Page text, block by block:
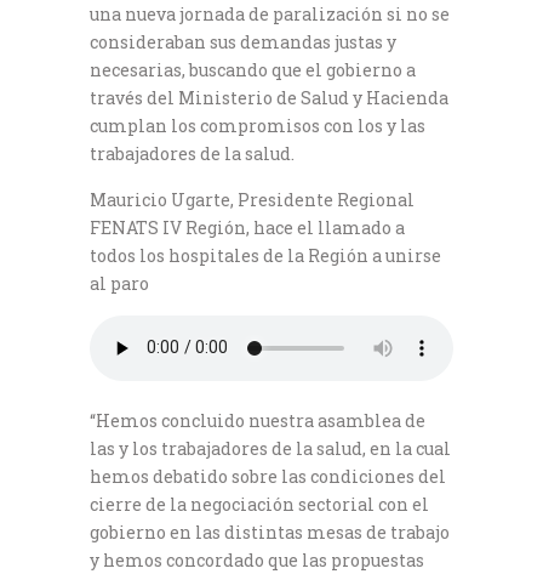
una nueva jornada de paralización si no se
consideraban sus demandas justas y
necesarias, buscando que el gobierno a
través del Ministerio de Salud y Hacienda
cumplan los compromisos con los y las
trabajadores de la salud.
Mauricio Ugarte, Presidente Regional
FENATS IV Región, hace el llamado a
todos los hospitales de la Región a unirse
al paro
“Hemos concluido nuestra asamblea de
las y los trabajadores de la salud, en la cual
hemos debatido sobre las condiciones del
cierre de la negociación sectorial con el
gobierno en las distintas mesas de trabajo
y hemos concordado que las propuestas